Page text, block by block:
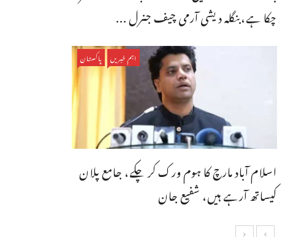
چکا ہے،بنگله دیشی آرمی چیف جنرل ...
اہم خبریں پاکستان
اسلام آباد مارچ کا ہوم ورک کر چکے، جامع پلان
کیساتھ آرہے ہیں، شفیع جان